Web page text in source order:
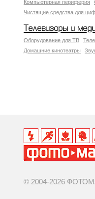
Компьютерная периферия
Чистящие средства для
Телевизоры и
Оборудование для ТВ
Домашние кинотеатры
© 2004-2026